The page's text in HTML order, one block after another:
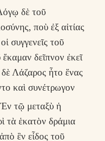
δὲ τοῦ
ποὺ ἐξ αἰτίας
συγγενεῖς τοῦ
δεῖπνον ἐκεῖ
Λάζαρος ἦτο ἕνας
καὶ συνέτρωγον
Ἐν τῷ μεταξὺ ἡ
τὰ ἑκατὸν δράμια
ἓν εἶδος τοῦ